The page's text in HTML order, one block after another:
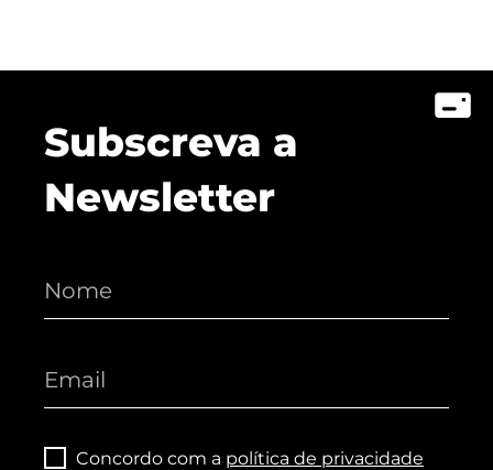
Subscreva a
Newsletter
Concordo com a política de privacidade